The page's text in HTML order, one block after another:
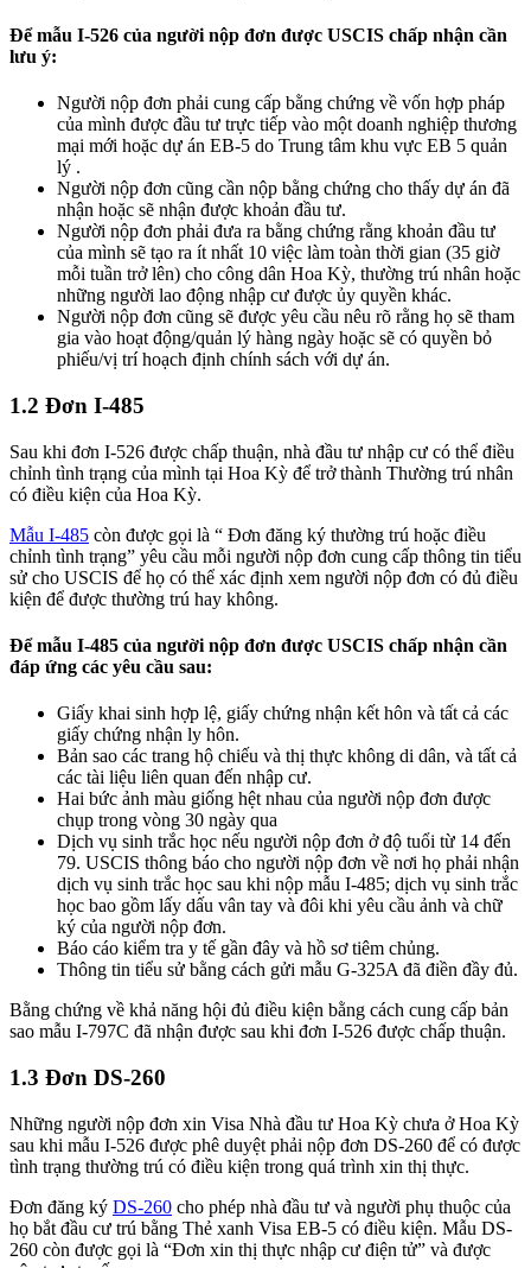
Để mẫu I-526 của người nộp đơn được USCIS chấp nhận cần
lưu ý:
Người nộp đơn phải cung cấp bằng chứng về vốn hợp pháp
của mình được đầu tư trực tiếp vào một doanh nghiệp thương
mại mới hoặc dự án EB-5 do Trung tâm khu vực EB 5 quản
lý .
Người nộp đơn cũng cần nộp bằng chứng cho thấy dự án đã
nhận hoặc sẽ nhận được khoản đầu tư.
Người nộp đơn phải đưa ra bằng chứng rằng khoản đầu tư
của mình sẽ tạo ra ít nhất 10 việc làm toàn thời gian (35 giờ
mỗi tuần trở lên) cho công dân Hoa Kỳ, thường trú nhân hoặc
những người lao động nhập cư được ủy quyền khác.
Người nộp đơn cũng sẽ được yêu cầu nêu rõ rằng họ sẽ tham
gia vào hoạt động/quản lý hàng ngày hoặc sẽ có quyền bỏ
phiếu/vị trí hoạch định chính sách với dự án.
1.2 Đơn I-485
Sau khi đơn I-526 được chấp thuận, nhà đầu tư nhập cư có thể điều
chỉnh tình trạng của mình tại Hoa Kỳ để trở thành Thường trú nhân
có điều kiện của Hoa Kỳ.
Mẫu I-485 còn được gọi là “ Đơn đăng ký thường trú hoặc điều
chỉnh tình trạng” yêu cầu mỗi người nộp đơn cung cấp thông tin tiểu
sử cho USCIS để họ có thể xác định xem người nộp đơn có đủ điều
kiện để được thường trú hay không.
Để mẫu I-485 của người nộp đơn được USCIS chấp nhận cần
đáp ứng các yêu cầu sau:
Giấy khai sinh hợp lệ, giấy chứng nhận kết hôn và tất cả các
giấy chứng nhận ly hôn.
Bản sao các trang hộ chiếu và thị thực không di dân, và tất cả
các tài liệu liên quan đến nhập cư.
Hai bức ảnh màu giống hệt nhau của người nộp đơn được
chụp trong vòng 30 ngày qua
Dịch vụ sinh trắc học nếu người nộp đơn ở độ tuổi từ 14 đến
79. USCIS thông báo cho người nộp đơn về nơi họ phải nhận
dịch vụ sinh trắc học sau khi nộp mẫu I-485; dịch vụ sinh trắc
học bao gồm lấy dấu vân tay và đôi khi yêu cầu ảnh và chữ
ký của người nộp đơn.
Báo cáo kiểm tra y tế gần đây và hồ sơ tiêm chủng.
Thông tin tiểu sử bằng cách gửi mẫu G-325A đã điền đầy đủ.
Bằng chứng về khả năng hội đủ điều kiện bằng cách cung cấp bản
sao mẫu I-797C đã nhận được sau khi đơn I-526 được chấp thuận.
1.3 Đơn DS-260
Những người nộp đơn xin Visa Nhà đầu tư Hoa Kỳ chưa ở Hoa Kỳ
sau khi mẫu I-526 được phê duyệt phải nộp đơn DS-260 để có được
tình trạng thường trú có điều kiện trong quá trình xin thị thực.
Đơn đăng ký DS-260 cho phép nhà đầu tư và người phụ thuộc của
họ bắt đầu cư trú bằng Thẻ xanh Visa EB-5 có điều kiện. Mẫu DS-
260 còn được gọi là “Đơn xin thị thực nhập cư điện tử” và được